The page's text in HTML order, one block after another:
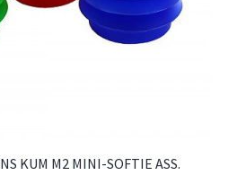
KUM M2 MINI-SOFTIE ASS.